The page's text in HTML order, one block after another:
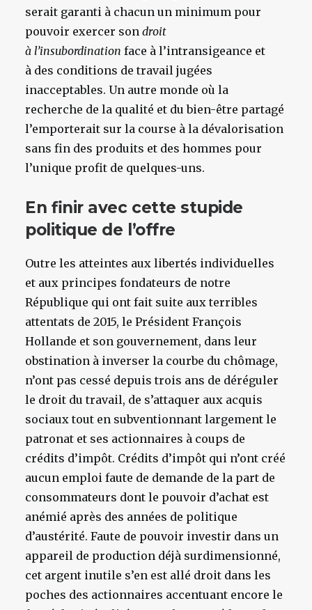
serait garanti à chacun un minimum pour
pouvoir exercer son droit
à l’insubordination face à l’intransigeance et
à des conditions de travail jugées
inacceptables. Un autre monde où la
recherche de la qualité et du bien-être partagé
l’emporterait sur la course à la dévalorisation
sans fin des produits et des hommes pour
l’unique profit de quelques-uns.
En finir avec cette stupide
politique de l’offre
Outre les atteintes aux libertés individuelles
et aux principes fondateurs de notre
République qui ont fait suite aux terribles
attentats de 2015, le Président François
Hollande et son gouvernement, dans leur
obstination à inverser la courbe du chômage,
n’ont pas cessé depuis trois ans de déréguler
le droit du travail, de s’attaquer aux acquis
sociaux tout en subventionnant largement le
patronat et ses actionnaires à coups de
crédits d’impôt. Crédits d’impôt qui n’ont créé
aucun emploi faute de demande de la part de
consommateurs dont le pouvoir d’achat est
anémié après des années de politique
d’austérité. Faute de pouvoir investir dans un
appareil de production déjà surdimensionné,
cet argent inutile s’en est allé droit dans les
poches des actionnaires accentuant encore le